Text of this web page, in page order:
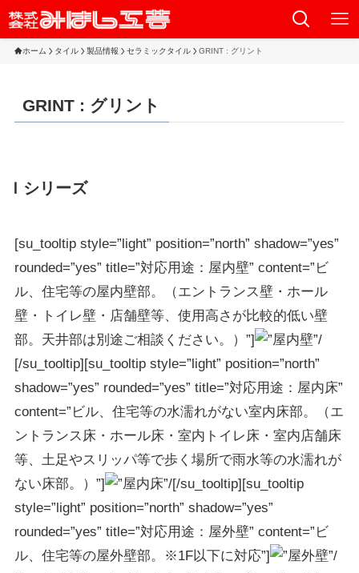
ホーム タイル 製品情報 セラミックタイル GRINT : グリント
GRINT : グリント
Ｉシリーズ
[su_tooltip style=”light” position=”north” shadow=”yes”
rounded=”yes” title=”対応用途：屋内壁” content=”ビ
ル、住宅等の屋内壁部。（エントランス壁・ホール
壁・トイレ壁・店舗壁等、使用高さが比較的低い壁
部。天井部は別途ご相談ください。）”]
[/su_tooltip][su_tooltip style=”light” position=”north”
shadow=”yes” rounded=”yes” title=”対応用途：屋内床”
content=”ビル、住宅等の水濡れがない室内床部。（エ
ントランス床・ホール床・室内トイレ床・室内店舗床
等、土足やスリッパ等で歩く場所で雨水等の水濡れが
ない床部。）”]
[/su_tooltip][su_tooltip
style=”light” position=”north” shadow=”yes”
rounded=”yes” title=”対応用途：屋外壁” content=”ビ
ル、住宅等の屋外壁部。※1F以下に対応”]